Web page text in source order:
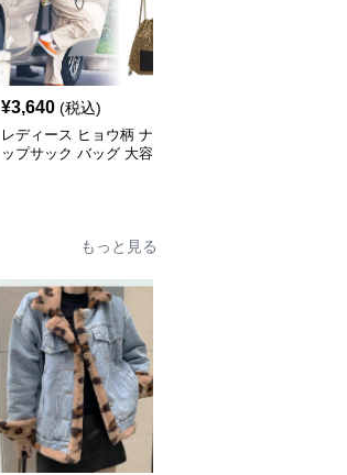
¥3,640 (税込)
レディース ヒョウ柄 ナ
ップサック バッグ 大容
もっと見る